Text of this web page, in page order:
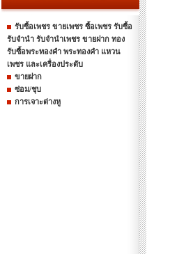
รับซื้อเพชร ขายเพชร ซื้อเพชร รับซื้อ
รับจำนำ รับจำนำเพชร ขายฝาก ทอง
รับซื้อพระทองคำ พระทองคำ แหวน
เพชร และเครื่องประดับ
ขายฝาก
ซ่อม/ชุบ
การเจาะต่างหู